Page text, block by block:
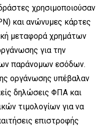
χρησιμοποιούσαν
και ανώνυμες κάρτες
μεταφορά χρημάτων
για την
παράνομων εσόδων.
οργάνωσης υπέβαλαν
δηλώσεις ΦΠΑ και
τιμολογίων για να
επιστροφής